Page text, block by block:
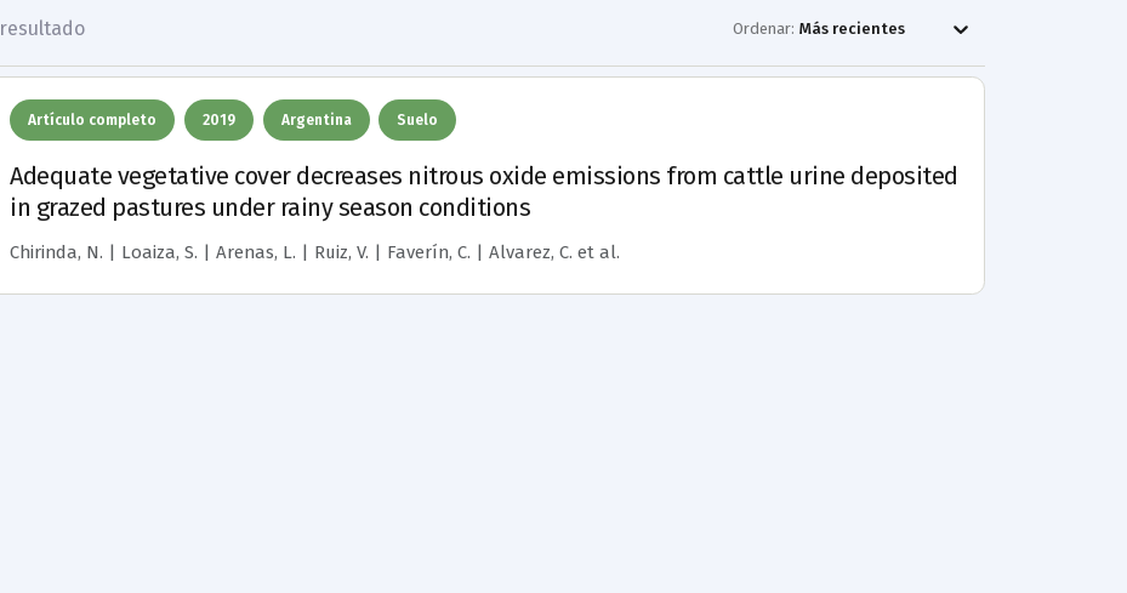
resultado Ordenar: Más recientes
Artículo completo 2019 Argentina Suelo
Adequate vegetative cover decreases nitrous oxide emissions from cattle urine deposited
in grazed pastures under rainy season conditions
Chirinda, N. | Loaiza, S. | Arenas, L. | Ruiz, V. | Faverín, C. | Alvarez, C. et al.